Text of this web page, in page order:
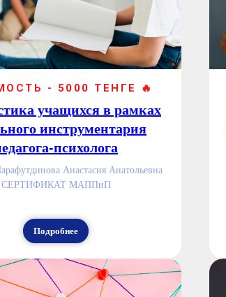
- 5000 ТЕНГЕ 🔥
учащихся в рамках
инструментария
психолога
Анастасия Анатольевна
СЕРТИФИКАТ МАППиП
Подробнее